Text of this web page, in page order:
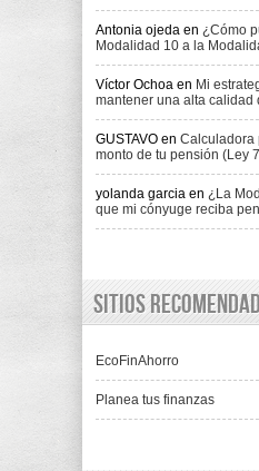
Antonia ojeda en ¿Cómo
Modalidad 10 a la
Víctor Ochoa en Mi
mantener una alta calidad
GUSTAVO en Calculadora
monto de tu pensión (Ley
yolanda garcia en ¿La
que mi cónyuge reciba
Sitios
EcoFinAhorro
Planea tus finanzas